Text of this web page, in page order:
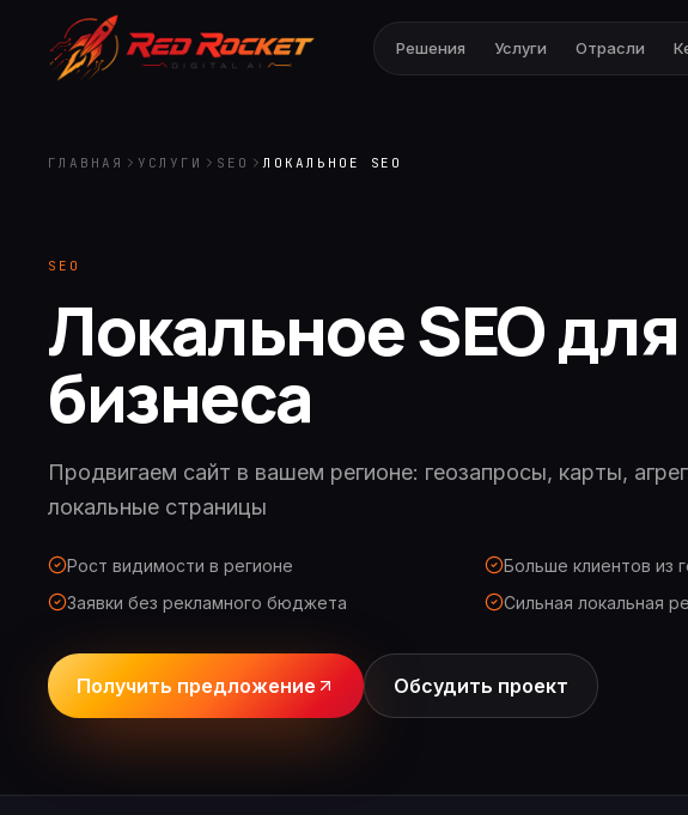
Решения Услуги Отрасли
ГЛАВНАЯ УСЛУГИ SEO ЛОКАЛЬНОЕ SEO
SEO
Локальное SEO для
бизнеса
Продвигаем сайт в вашем регионе: геозапросы, карты,
локальные страницы
Рост видимости в регионе
Больше клиентов из
Заявки без рекламного бюджета
Сильная локальная
Получить предложение Обсудить проект